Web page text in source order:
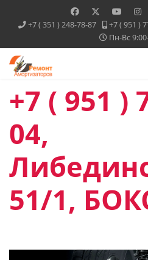
+7 ( 351 ) 248-78-87 +7 ( 951 )
Пн-Вс
+7 ( 951 )
04,
51/1,